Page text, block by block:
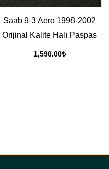
Saab 9-3 Aero 1998-2002
Orijinal Kalite Halı Paspas
1,590.00₺